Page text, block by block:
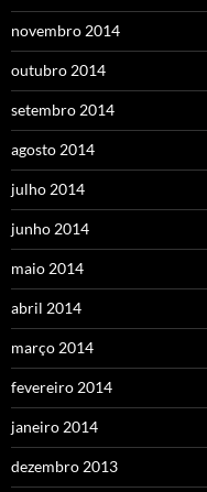
novembro 2014
outubro 2014
setembro 2014
agosto 2014
julho 2014
junho 2014
maio 2014
abril 2014
março 2014
fevereiro 2014
janeiro 2014
dezembro 2013